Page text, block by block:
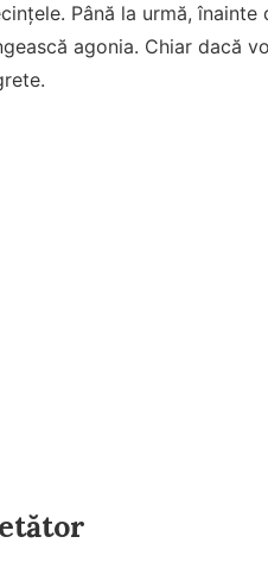
Până la urmă,
agonia. Chiar dacă